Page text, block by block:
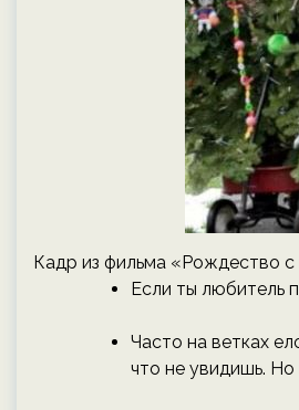
Кадр из фильма «Рождество с
Если ты любитель
Часто на ветках
что не увидишь.